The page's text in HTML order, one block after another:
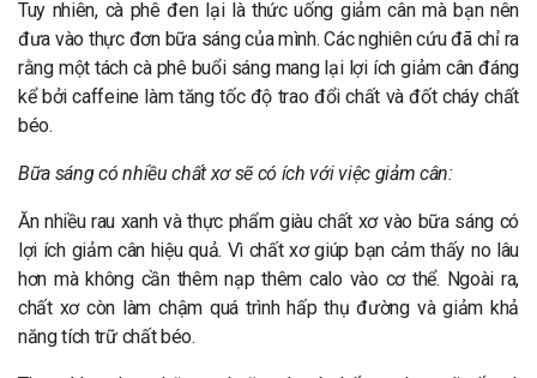
Tuy nhiên, cà phê đen lại là thức uống giảm cân mà bạn nên
đưa vào thực đơn bữa sáng của mình. Các nghiên cứu đã chỉ ra
rằng một tách cà phê buổi sáng mang lại lợi ích giảm cân đáng
kể bởi caffeine làm tăng tốc độ trao đổi chất và đốt cháy chất
béo.
Bữa sáng có nhiều chất xơ sẽ có ích với việc giảm cân:
Ăn nhiều rau xanh và thực phẩm giàu chất xơ vào bữa sáng có
lợi ích giảm cân hiệu quả. Vì chất xơ giúp bạn cảm thấy no lâu
hơn mà không cần thêm nạp thêm calo vào cơ thể. Ngoài ra,
chất xơ còn làm chậm quá trình hấp thụ đường và giảm khả
năng tích trữ chất béo.